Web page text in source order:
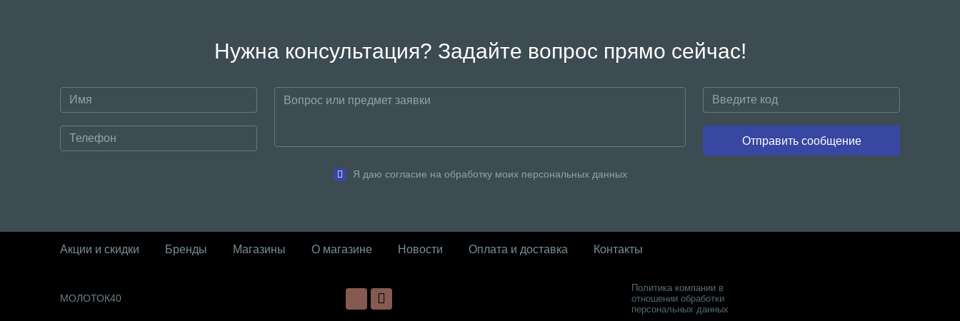
Нужна консультация? Задайте вопрос прямо сейчас!
Отправить сообщение
Я даю согласие на обработку моих персональных данных
Акции и скидки Бренды Магазины О магазине Новости Оплата и доставка Контакты
МОЛОТОК40
Политика компании в
отношении обработки
персональных данных